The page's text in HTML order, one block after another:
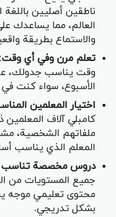
ناطقين أصليين باللغة
العالم، مما يساعدك
والاستماع بطريقة
تعلم مرن وفي أي وقت
الأسبوع، سواء كنت في
اختيار المعلمين
كامبلي آلاف
ملفاتهم الشخصية،
المعلم الذي يناسب
دروس مخصصة تناسب
جميع المستويات من
محتوى تعليمي موجه
بشكل تدريجي.